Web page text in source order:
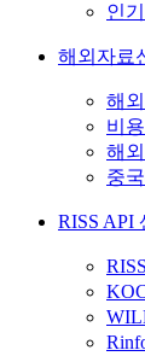
인
해외자료
해
비
해
중
RISS API